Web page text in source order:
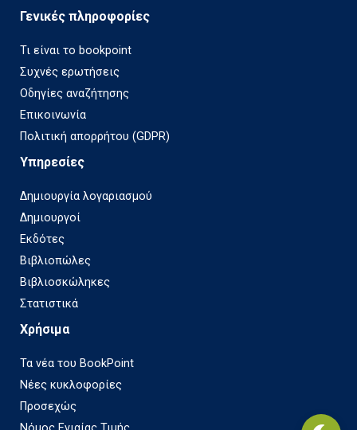
Γενικές πληροφορίες
Τι είναι το bookpoint
Συχνές ερωτήσεις
Οδηγίες αναζήτησης
Επικοινωνία
Πολιτική απορρήτου (GDPR)
Υπηρεσίες
Δημιουργία λογαριασμού
Δημιουργοί
Εκδότες
Βιβλιοπώλες
Βιβλιοσκώληκες
Στατιστικά
Χρήσιμα
Τα νέα του BookPoint
Νέες κυκλοφορίες
Προσεχώς